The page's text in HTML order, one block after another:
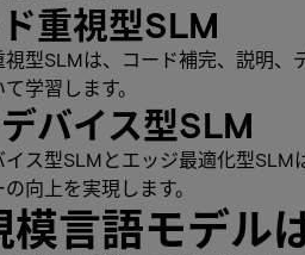
重視型SLM
視型SLMは、コード補完、説明
学習します。
バイス型SLM
イス型SLMとエッジ最適化型
向上を実現します。
模言語モデル